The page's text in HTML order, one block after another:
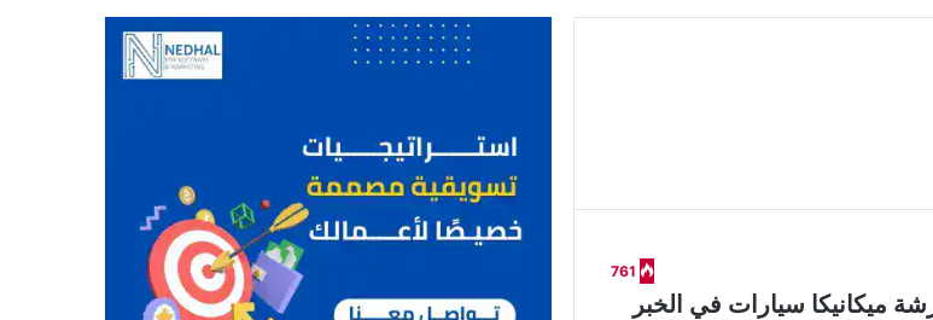
761
ميكانيكا سيارات في الخبر